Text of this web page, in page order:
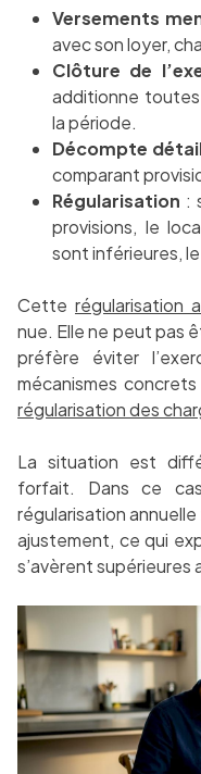
Versements
avec son loyer,
Clôture de
additionne
la période.
Décompte
comparant
Régularisation :
provisions, le
sont inférieures,
Cette régularisation
nue. Elle ne peut pas
préfère éviter
mécanismes
régularisation des
La situation est
forfait. Dans ce
régularisation
ajustement, ce qui
s’avèrent supérieures